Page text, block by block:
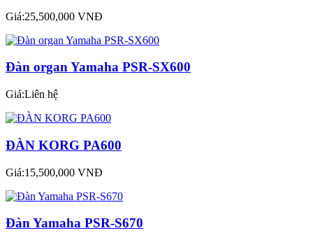
Giá:25,500,000 VNĐ
Đàn organ Yamaha PSR-SX600
Giá:Liên hệ
ĐÀN KORG PA600
Giá:15,500,000 VNĐ
Đàn Yamaha PSR-S670